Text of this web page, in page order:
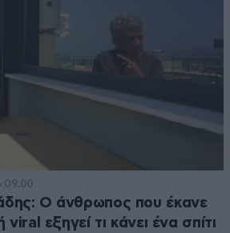
09:00
Ο άνθρωπος που έκανε
viral εξηγεί τι κάνει ένα σπίτι